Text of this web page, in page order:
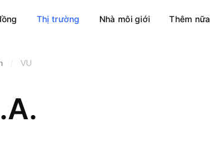
Thị trường Nhà môi giới Thêm nữa
VU